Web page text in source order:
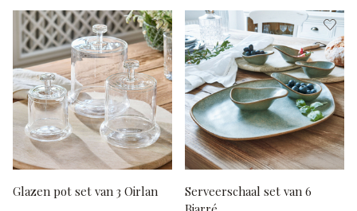
Glazen pot set van 3 Oirlan
Serveerschaal set van 6